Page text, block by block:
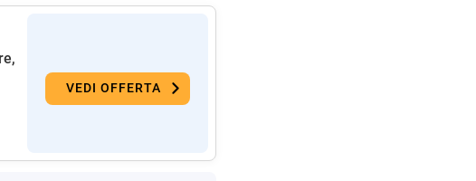
VEDI OFFERTA